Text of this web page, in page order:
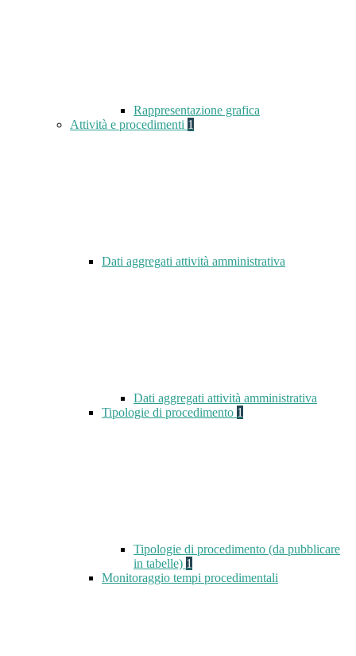
Rappresentazione grafica
Attività e procedimenti 1
Dati aggregati attività amministrativa
Dati aggregati attività amministrativa
Tipologie di procedimento 1
Tipologie di procedimento (da pubblicare
in tabelle) 1
Monitoraggio tempi procedimentali